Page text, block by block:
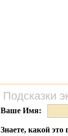
Подсказки
Ваше Имя:
Знаете, какой это